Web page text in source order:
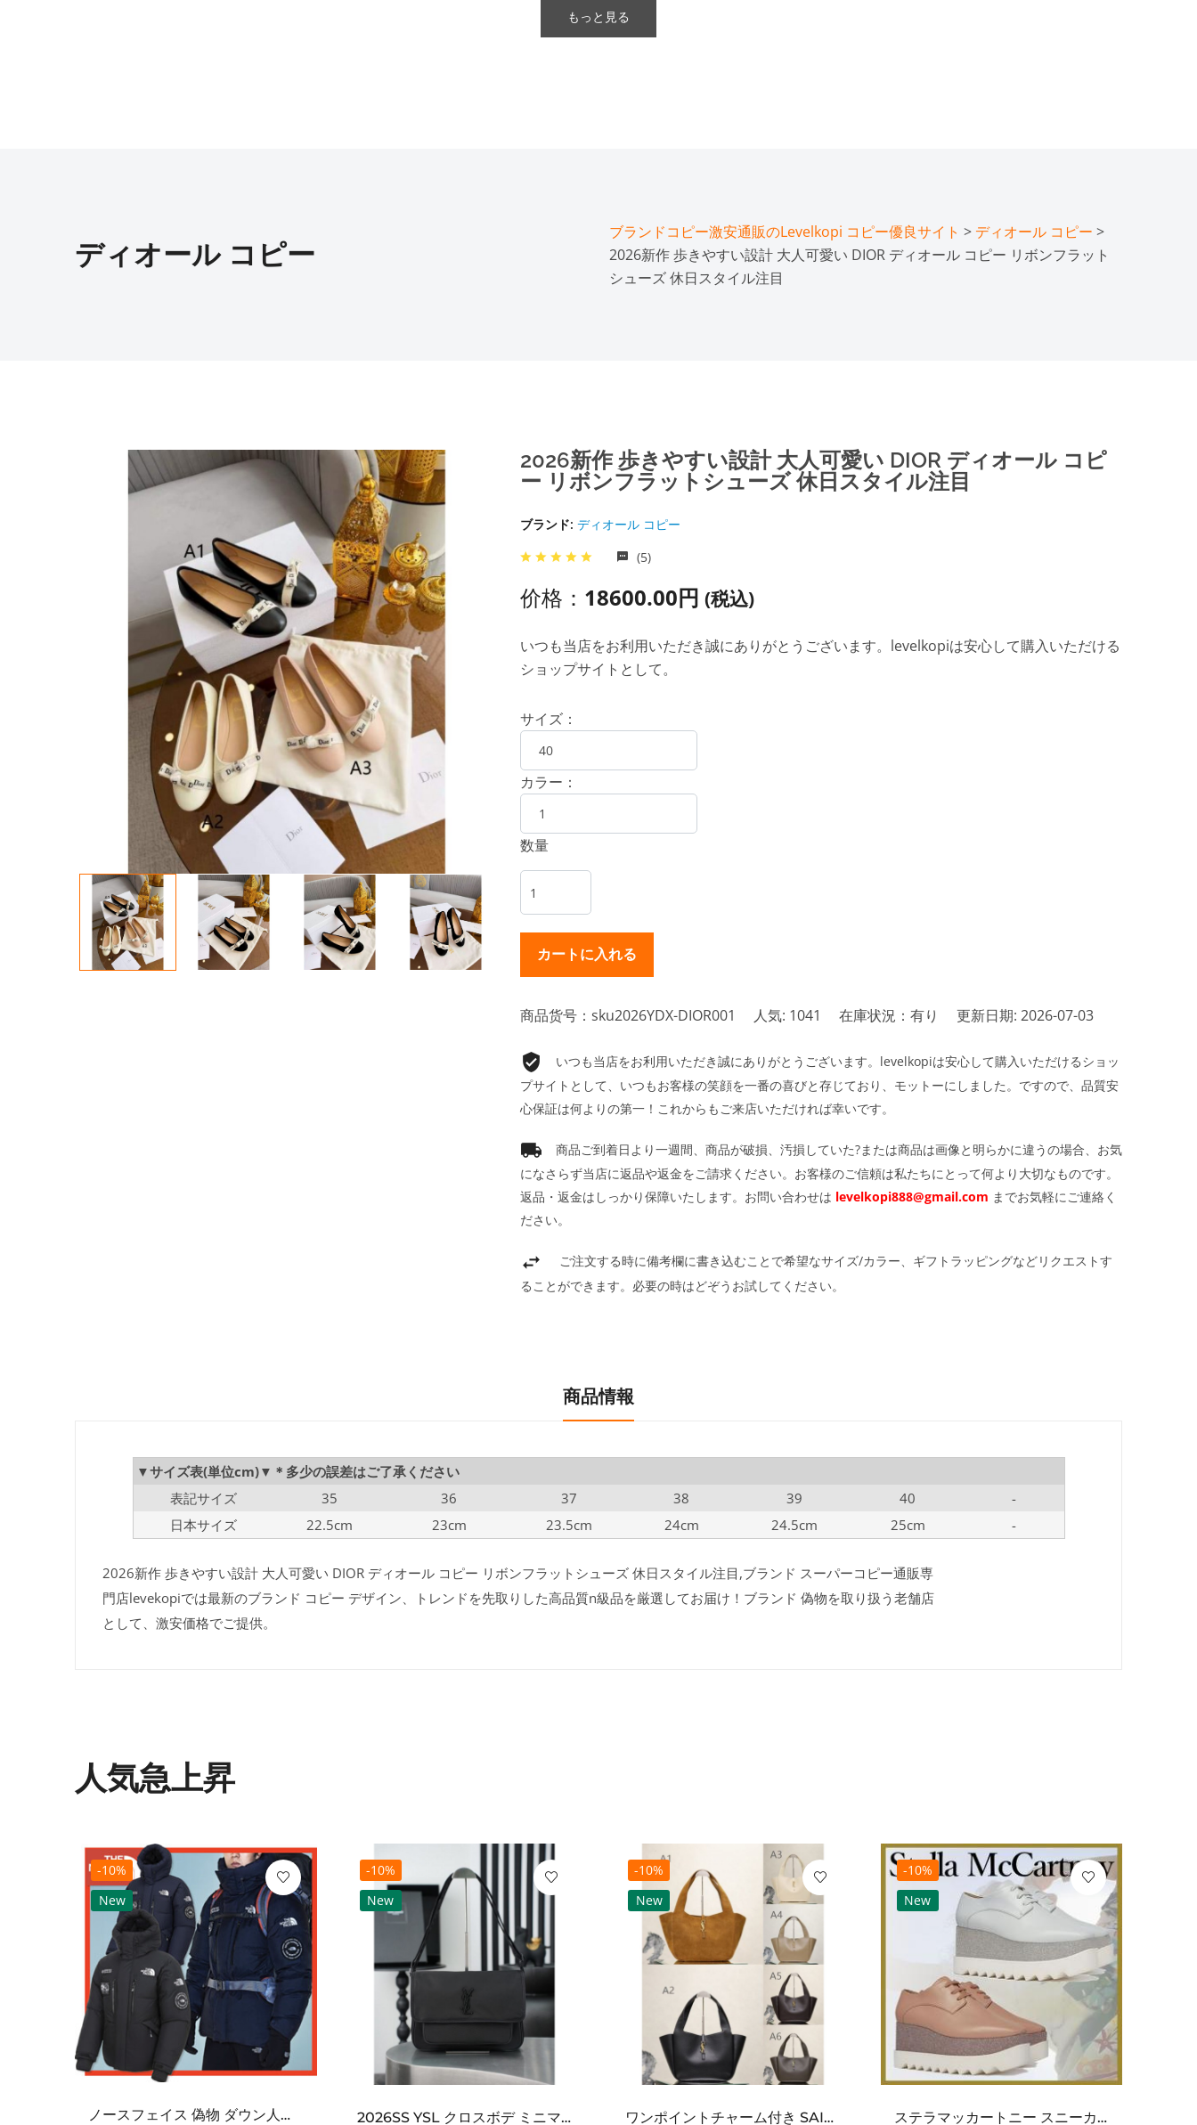
もっと見る
ディオール コピー
ブランドコピー激安通販のLevelkopi コピー優良サイト > ディオール コピー >
2026新作 歩きやすい設計 大人可愛い DIOR ディオール コピー リボンフラット
シューズ 休日スタイル注目
2026新作 歩きやすい設計 大人可愛い DIOR ディオール コピ
ー リボンフラットシューズ 休日スタイル注目
ブランド: ディオール コピー
(5)
价格： 18600.00円 (税込)
いつも当店をお利用いただき誠にありがとうございます。levelkopiは安心して購入いただける
ショップサイトとして。
サイズ：
カラー：
数量
商品货号：sku2026YDX-DIOR001 人気: 1041 在庫状況：有り 更新日期: 2026-07-03
いつも当店をお利用いただき誠にありがとうございます。levelkopiは安心して購入いただけるショッ
プサイトとして、いつもお客様の笑顔を一番の喜びと存じており、モットーにしました。ですので、品質安
心保証は何よりの第一！これからもご来店いただければ幸いです。
商品ご到着日より一週間、商品が破損、汚損していた?または商品は画像と明らかに違うの場合、お気
になさらず当店に返品や返金をご請求ください。お客様のご信頼は私たちにとって何より大切なものです。
返品・返金はしっかり保障いたします。お問い合わせは levelkopi888@gmail.com までお気軽にご連絡く
ださい。
ご注文する時に備考欄に書き込むことで希望なサイズ/カラー、ギフトラッピングなどリクエストす
ることができます。必要の時はどぞうお試してください。
商品情報
▼サイズ表(単位cm)▼＊多少の誤差はご了承ください
表記サイズ
35 36 37 38 39 40
-
日本サイズ
22.5cm 23cm 23.5cm 24cm 24.5cm 25cm -
2026新作 歩きやすい設計 大人可愛い DIOR ディオール コピー リボンフラットシューズ 休日スタイル注目,ブランド スーパーコピー通販専
門店levekopiでは最新のブランド コピー デザイン、トレンドを先取りした高品質n級品を厳選してお届け！ブランド 偽物を取り扱う老舗店
として、激安価格でご提供。
人気急上昇
-10%
New
ノースフェイス 偽物 ダウン人気【THE NORTH FACE】M'S 7 SUMMIT HIM...
-10%
New
2026SS YSL クロスボデ ミニマルフラップショルダー SAINT LAURENT サンロ...
-10%
New
ワンポイントチャーム付き SAINT LAURENT サンローラン コピー バッグ シンプルラグ...
-10%
New
ステラマッカートニー スニーカー 偽物エリスグリッタープラットフォーム810038KP02717...